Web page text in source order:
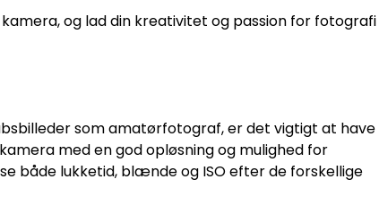
og lad din kreativitet og passion for fotografi
som amatørfotograf, er det vigtigt at have
med en god opløsning og mulighed for
både lukketid, blænde og ISO efter de forskellige